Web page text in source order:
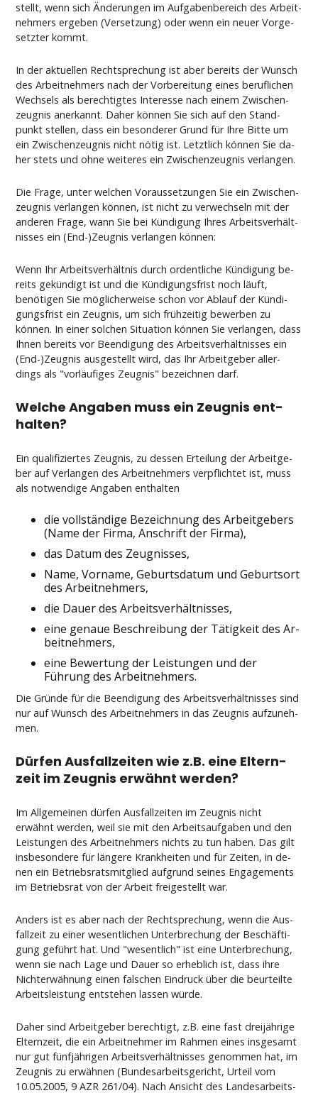
stellt, wenn sich Ände­run­gen im Auf­ga­ben­be­reich des Ar­beit­
neh­mers er­ge­ben (Ver­set­zung) oder wenn ein neu­er Vor­ge­
setz­ter kommt.
In der ak­tu­el­len Recht­spre­chung ist aber be­reits der Wunsch
des Ar­beit­neh­mers nach der Vor­be­rei­tung ei­nes be­ruf­li­chen
Wech­sels als be­rech­tig­tes In­ter­es­se nach ei­nem Zwi­schen­
zeug­nis an­er­kannt. Da­her können Sie sich auf den Stand­
punkt stel­len, dass ein be­son­de­rer Grund für Ih­re Bit­te um
ein Zwi­schen­zeug­nis nicht nötig ist. Letzt­lich können Sie da­
her stets und oh­ne wei­te­res ein Zwi­schen­zeug­nis ver­lan­gen.
Die Fra­ge, un­ter wel­chen Vor­aus­set­zun­gen Sie ein Zwi­schen­
zeug­nis ver­lan­gen können, ist nicht zu ver­wech­seln mit der
an­de­ren Fra­ge, wann Sie bei Kündi­gung Ih­res Ar­beits­verhält­
nis­ses ein (End-)Zeug­nis ver­lan­gen können:
Wenn Ihr Ar­beits­verhält­nis durch or­dent­li­che Kündi­gung be­
reits gekündigt ist und die Kündi­gungs­frist noch läuft,
benöti­gen Sie mögli­cher­wei­se schon vor Ab­lauf der Kündi­
gungs­frist ein Zeug­nis, um sich frühzei­tig be­wer­ben zu
können. In ei­ner sol­chen Si­tua­ti­on können Sie ver­lan­gen, dass
Ih­nen be­reits vor Be­en­di­gung des Ar­beits­verhält­nis­ses ein
(End-)Zeug­nis aus­ge­stellt wird, das Ihr Ar­beit­ge­ber al­ler­
dings als "vorläufi­ges Zeug­nis" be­zeich­nen darf.
Wel­che An­ga­ben muss ein Zeug­nis ent­
hal­ten?
Ein qua­li­fi­zier­tes Zeug­nis, zu des­sen Er­tei­lung der Ar­beit­ge­
ber auf Ver­lan­gen des Ar­beit­neh­mers ver­pflich­tet ist, muss
als not­wen­di­ge An­ga­ben ent­hal­ten
die vollständi­ge Be­zeich­nung des Ar­beit­ge­bers
(Na­me der Fir­ma, An­schrift der Fir­ma),
das Da­tum des Zeug­nis­ses,
Na­me, Vor­na­me, Ge­burts­da­tum und Ge­burts­ort
des Ar­beit­neh­mers,
die Dau­er des Ar­beits­verhält­nis­ses,
ei­ne ge­naue Be­schrei­bung der Tätig­keit des Ar­
beit­neh­mers,
ei­ne Be­wer­tung der Leis­tun­gen und der
Führung des Ar­beit­neh­mers.
Die Gründe für die Be­en­di­gung des Ar­beits­verhält­nis­ses sind
nur auf Wunsch des Ar­beit­neh­mers in das Zeug­nis auf­zu­neh­
men.
Dürfen Aus­fall­zei­ten wie z.B. ei­ne El­tern­
zeit im Zeug­nis erwähnt wer­den?
Im All­ge­mei­nen dürfen Aus­fall­zei­ten im Zeug­nis nicht
erwähnt wer­den, weil sie mit den Ar­beits­auf­ga­ben und den
Leis­tun­gen des Ar­beit­neh­mers nichts zu tun ha­ben. Das gilt
ins­be­son­de­re für länge­re Krank­hei­ten und für Zei­ten, in de­
nen ein Be­triebs­rats­mit­glied auf­grund sei­nes En­ga­ge­ments
im Be­triebs­rat von der Ar­beit frei­ge­stellt war.
An­ders ist es aber nach der Recht­spre­chung, wenn die Aus­
fall­zeit zu ei­ner we­sent­li­chen Un­ter­bre­chung der Beschäfti­
gung geführt hat. Und "we­sent­lich" ist ei­ne Un­ter­bre­chung,
wenn sie nach La­ge und Dau­er so er­heb­lich ist, dass ih­re
Nich­terwähnung ei­nen fal­schen Ein­druck über die be­ur­teil­te
Ar­beits­leis­tung ent­ste­hen las­sen würde.
Da­her sind Ar­beit­ge­ber be­rech­tigt, z.B. ei­ne fast dreijähri­ge
El­tern­zeit, die ein Ar­beit­neh­mer im Rah­men ei­nes ins­ge­samt
nur gut fünfjähri­gen Ar­beits­verhält­nis­ses ge­nom­men hat, im
Zeug­nis zu erwähnen (Bun­des­ar­beits­ge­richt, Ur­teil vom
10.05.2005, 9 AZR 261/04). Nach An­sicht des Lan­des­ar­beits­